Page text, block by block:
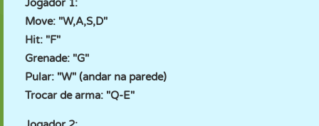
Jogador 1:
Move: "W,A,S,D"
Hit: "F"
Grenade: "G"
Pular: "W" (andar na parede)
Trocar de arma: "Q-E"